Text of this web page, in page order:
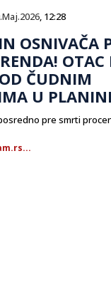
, 12:28
OSNIVAČA
ČUDNIM
U PLANINI
pre smrti